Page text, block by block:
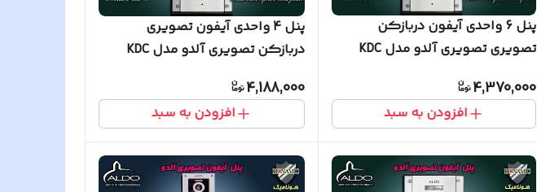
پنل 6 واحدی آیفون دربازکن
تصویری تصویری آلدو مدل KDC
4,370,000
افزودن به سبد
پنل 4 واحدی آیفون تصویری
دربازکن تصویری آلدو مدل KDC
4,188,000
افزودن به سبد